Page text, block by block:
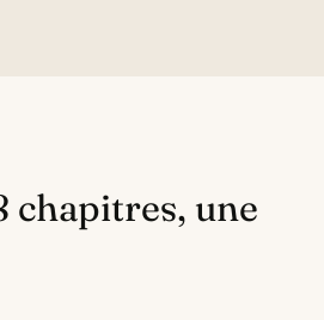
chapitres, une